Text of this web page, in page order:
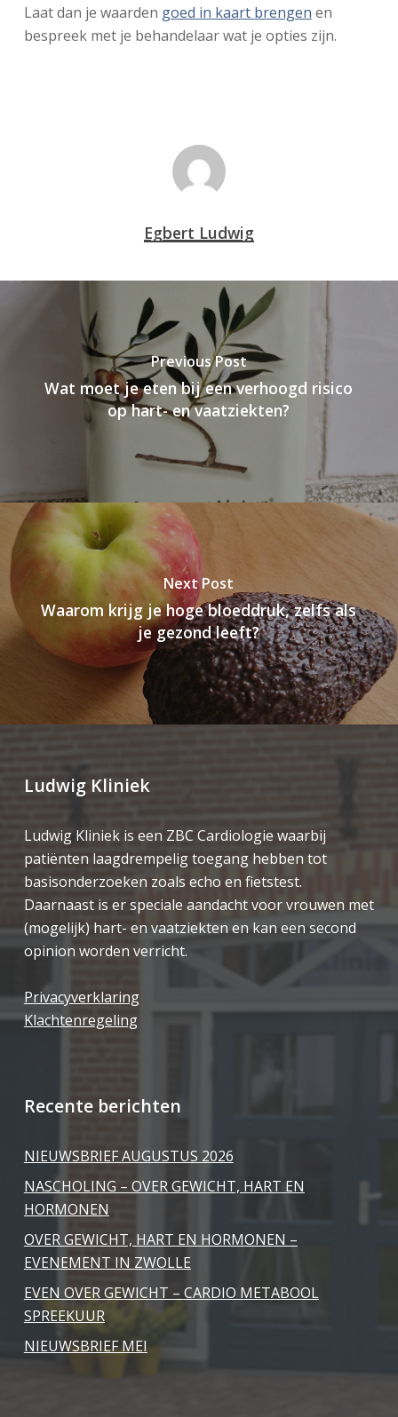
Laat dan je waarden goed in kaart brengen en
bespreek met je behandelaar wat je opties zijn.
Egbert Ludwig
Previous Post
Wat moet je eten bij een verhoogd risico
op hart- en vaatziekten?
Next Post
Waarom krijg je hoge bloeddruk, zelfs als
je gezond leeft?
Ludwig Kliniek
Ludwig Kliniek is een ZBC Cardiologie waarbij
patiënten laagdrempelig toegang hebben tot
basisonderzoeken zoals echo en fietstest.
Daarnaast is er speciale aandacht voor vrouwen met
(mogelijk) hart- en vaatziekten en kan een second
opinion worden verricht.
Privacyverklaring
Klachtenregeling
Recente berichten
NIEUWSBRIEF AUGUSTUS 2026
NASCHOLING – OVER GEWICHT, HART EN
HORMONEN
OVER GEWICHT, HART EN HORMONEN –
EVENEMENT IN ZWOLLE
EVEN OVER GEWICHT – CARDIO METABOOL
SPREEKUUR
NIEUWSBRIEF MEI